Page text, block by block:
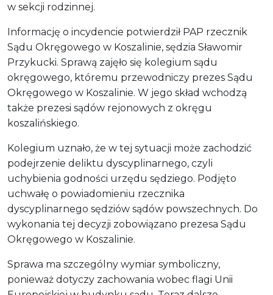
w sekcji rodzinnej.
Informację o incydencie potwierdził PAP rzecznik
Sądu Okręgowego w Koszalinie, sędzia Sławomir
Przykucki. Sprawą zajęło się kolegium sądu
okręgowego, któremu przewodniczy prezes Sądu
Okręgowego w Koszalinie. W jego skład wchodzą
także prezesi sądów rejonowych z okręgu
koszalińskiego.
Kolegium uznało, że w tej sytuacji może zachodzić
podejrzenie deliktu dyscyplinarnego, czyli
uchybienia godności urzędu sędziego. Podjęto
uchwałę o powiadomieniu rzecznika
dyscyplinarnego sędziów sądów powszechnych. Do
wykonania tej decyzji zobowiązano prezesa Sądu
Okręgowego w Koszalinie.
Sprawa ma szczególny wymiar symboliczny,
ponieważ dotyczy zachowania wobec flagi Unii